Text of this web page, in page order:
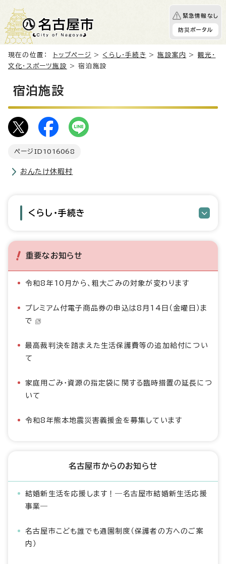
緊急情報なし
防災ポータル
現在の位置： トップページ > くらし・手続き >施設案内 > 観光・
文化・スポーツ施設
> 宿泊施設
宿泊施設
ページID 1016068
おんたけ休暇村
くらし・手続き
重要なお知らせ
令和8年10月から、粗大ごみの対象が変わります
プレミアム付電子商品券の申込は8月14日（金曜日）ま
で
最高裁判決を踏まえた生活保護費等の追加給付につい
て
家庭用ごみ・資源の指定袋に関する臨時措置の延長につ
いて
令和8年熊本地震災害義援金を募集しています
名古屋市からのお知らせ
結婚新生活を応援します！―名古屋市結婚新生活応援
事業―
名古屋市こども誰でも通園制度（保護者の方へのご案
内）